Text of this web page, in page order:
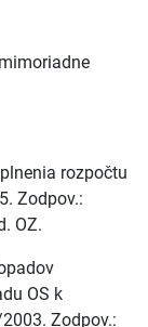
rozpočtu
Zodpov.:
OZ.
OS k
Zodpov.: